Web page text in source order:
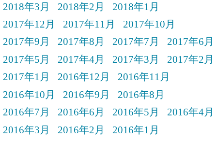
2018年3月
2018年2月
2018年1月
2017年12月
2017年11月
2017年10月
2017年9月
2017年8月 2017年7月
2017年6月
2017年5月
2017年4月 2017年3月
2017年2月
2017年1月
2016年12月
2016年11月
2016年10月
2016年9月
2016年8月
2016年7月
2016年6月 2016年5月
2016年4月
2016年3月
2016年2月
2016年1月